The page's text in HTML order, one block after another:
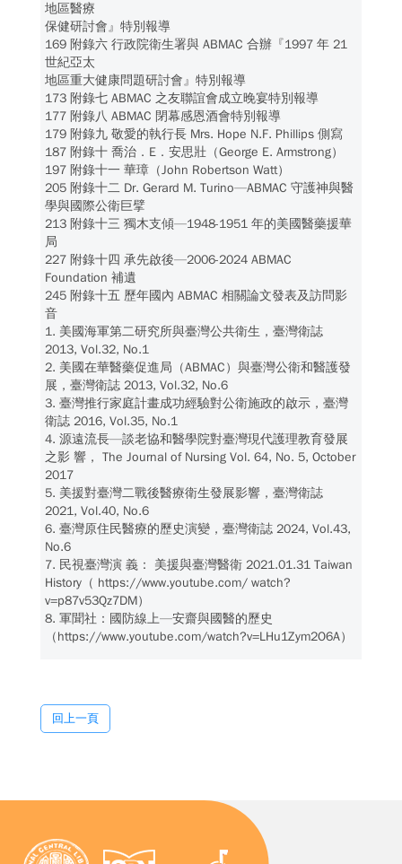
地區醫療
保健研討會』特別報導
169 附錄六 行政院衛生署與 ABMAC 合辦『1997 年 21
世紀亞太
地區重大健康問題研討會』特別報導
173 附錄七 ABMAC 之友聯誼會成立晚宴特別報導
177 附錄八 ABMAC 閉幕感恩酒會特別報導
179 附錄九 敬愛的執行長 Mrs. Hope N.F. Phillips 側寫
187 附錄十 喬治．E．安思壯（George E. Armstrong）
197 附錄十一 華璋（John Robertson Watt）
205 附錄十二 Dr. Gerard M. Turino—ABMAC 守護神與醫
學與國際公衛巨擘
213 附錄十三 獨木支傾—1948-1951 年的美國醫藥援華
局
227 附錄十四 承先啟後—2006-2024 ABMAC
Foundation 補遺
245 附錄十五 歷年國內 ABMAC 相關論文發表及訪問影
音
1. 美國海軍第二研究所與臺灣公共衛生，臺灣衛誌
2013, Vol.32, No.1
2. 美國在華醫藥促進局（ABMAC）與臺灣公衛和醫護發
展，臺灣衛誌 2013, Vol.32, No.6
3. 臺灣推行家庭計畫成功經驗對公衛施政的啟示，臺灣
衛誌 2016, Vol.35, No.1
4. 源遠流長—談老協和醫學院對臺灣現代護理教育發展
之影 響， The Journal of Nursing Vol. 64, No. 5, October
2017
5. 美援對臺灣二戰後醫療衛生發展影響，臺灣衛誌
2021, Vol.40, No.6
6. 臺灣原住民醫療的歷史演變，臺灣衛誌 2024, Vol.43,
No.6
7. 民視臺灣演 義： 美援與臺灣醫衛 2021.01.31 Taiwan
History（ https://www.youtube.com/ watch?
v=p87v53Qz7DM）
8. 軍聞社：國防線上—安齋與國醫的歷史
（https://www.youtube.com/watch?v=LHu1Zym2O6A）
回上一頁